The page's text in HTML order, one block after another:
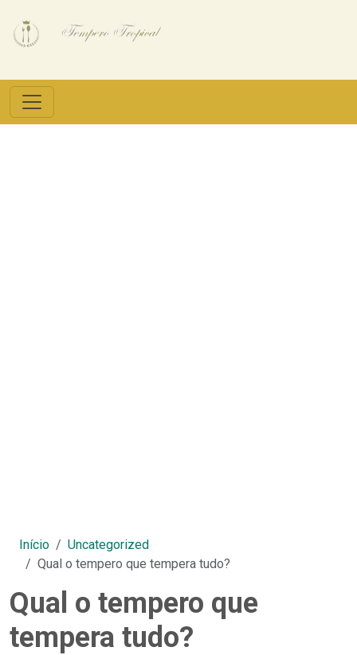
Início
Uncategorized
Qual o tempero que tempera tudo?
Qual o tempero que
tempera tudo?